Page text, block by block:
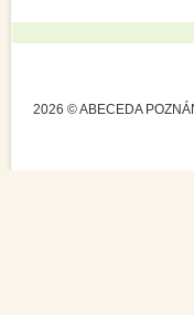
2026 © ABECEDA